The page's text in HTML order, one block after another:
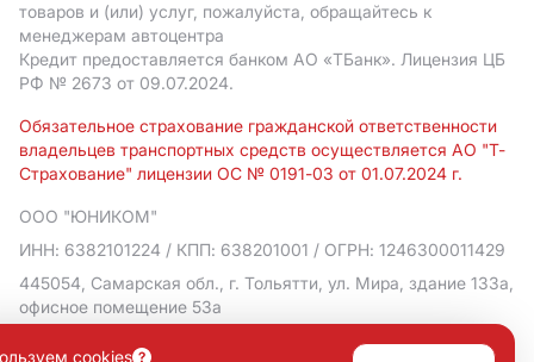
товаров и (или) услуг, пожалуйста, обращайтесь к
менеджерам автоцентра
Кредит предоставляется банком АO «ТБанк». Лицензия ЦБ
РФ № 2673 от 09.07.2024.
Обязательное страхование гражданской ответственности
владельцев транспортных средств осуществляется АО "Т-
Страхование" лицензии ОС № 0191-03 от 01.07.2024 г.
ООО "ЮНИКОМ"
ИНН: 6382101224 / КПП: 638201001 / ОГРН: 1246300011429
445054, Самарская обл., г. Тольятти, ул. Мира, здание 133а,
офисное помещение 53а
Политика в отношении обработки персональных данных
cookies